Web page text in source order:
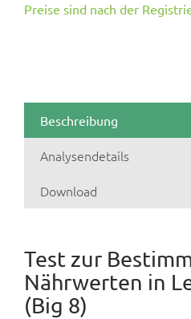
Preise sind nach der
Beschreibung
Analysendetails
Download
Test zur
Nährwerten in
(Big 8)